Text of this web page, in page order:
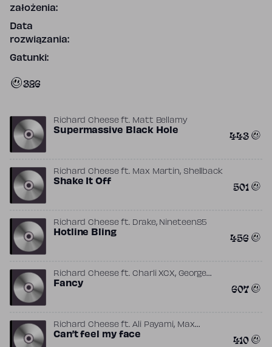
założenia:
Data
rozwiązania:
Gatunki:
326
Richard Cheeseft. Matt Bellamy
Supermassive Black Hole 443
Richard Cheeseft. Max Martin, Shellback
Shake It Off 501
Richard Cheeseft. Drake, Nineteen85
Hotline Bling 456
Richard Cheeseft.Charli XCX, George
Astasio
Fancy 607
Richard Cheeseft.Ali Payami, Max
Martin,Peter Svensson
Can’t feel my face 410